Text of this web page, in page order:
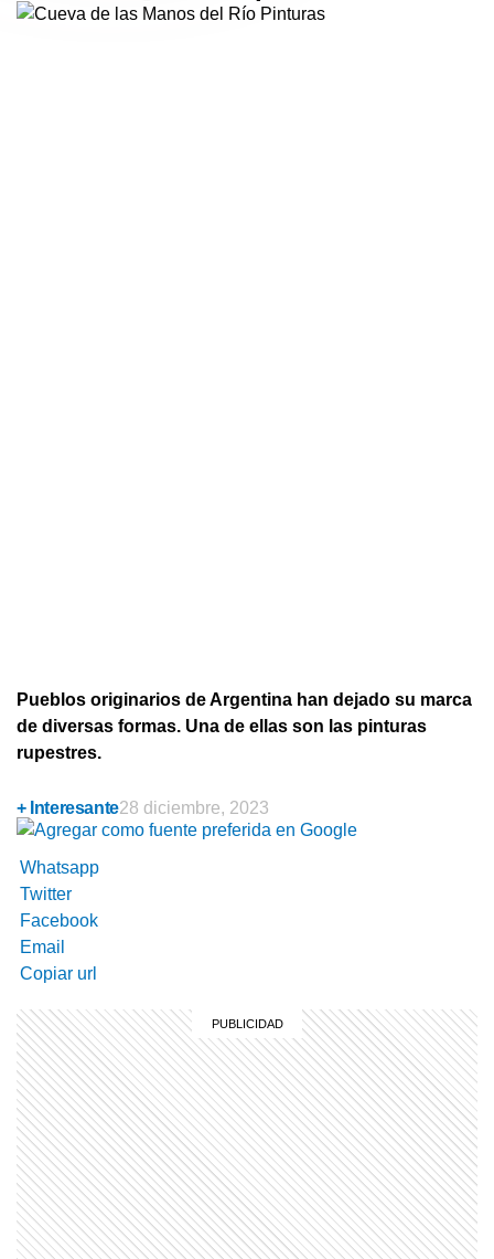
Pueblos originarios de Argentina han dejado su marca
de diversas formas. Una de ellas son las pinturas
rupestres.
+ Interesante28 diciembre, 2023
Whatsapp
Twitter
Facebook
Email
Copiar url